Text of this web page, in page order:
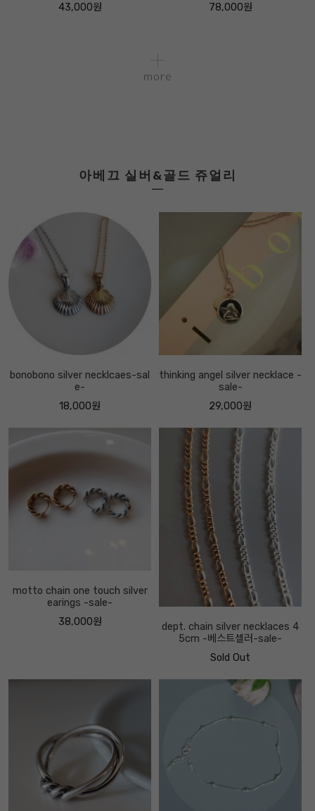
43,000원
78,000원
more
아베끄 실버&골드 쥬얼리
bonobono silver necklcaes-sal
e-
18,000원
thinking angel silver necklace -
sale-
29,000원
motto chain one touch silver
earings -sale-
38,000원
dept. chain silver necklaces 4
5cm -베스트셀러-sale-
Sold Out